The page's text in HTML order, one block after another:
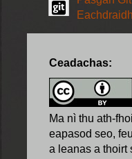
Ceadachas:
Ma nì thu ath-
eapasod seo,
a leanas a thoirt